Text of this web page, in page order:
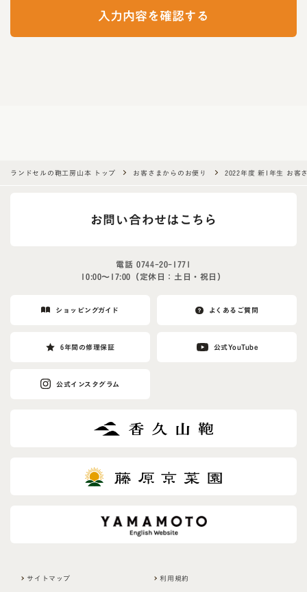
入力内容を確認する
ランドセルの鞄工房山本 トップ お客さまからのお便り 2022年度 新1年生 お客
お問い合わせはこちら
電話0744-20-1771
10:00〜17:00（定休日：土日・祝日）
ショッピングガイド よくあるご質問
6年間の修理保証 公式YouTube
公式インスタグラム
サイトマップ 利用規約